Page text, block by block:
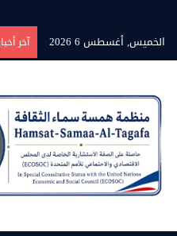
الخميس, أغسطس 6 2026
آخر